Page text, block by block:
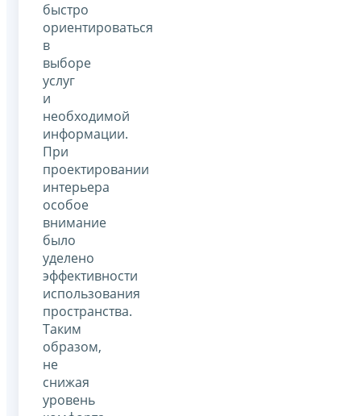
быстро
ориентироваться
в
выборе
услуг
и
необходимой
информации.
При
проектировании
интерьера
особое
внимание
было
уделено
эффективности
использования
пространства.
Таким
образом,
не
снижая
уровень